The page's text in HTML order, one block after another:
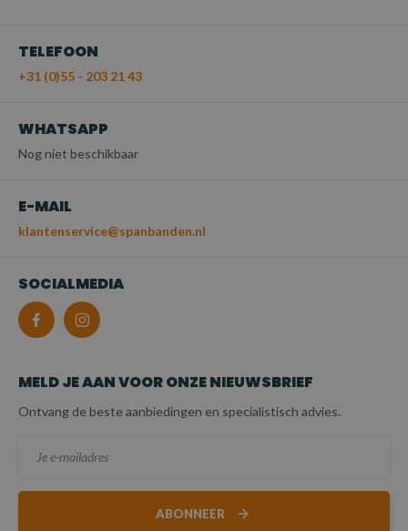
TELEFOON
+31 (0)55 - 203 21 43
WHATSAPP
Nog niet beschikbaar
E-MAIL
klantenservice@spanbanden.nl
SOCIALMEDIA
MELD JE AAN VOOR ONZE NIEUWSBRIEF
Ontvang de beste aanbiedingen en specialistisch advies.
ABONNEER